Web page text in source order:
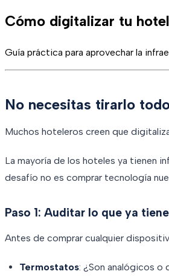
Cómo digitalizar tu
Guía práctica para aprovechar la
No necesitas tirarlo
Muchos hoteleros creen que
La mayoría de los hoteles ya tienen
desafío no es comprar tecnología
Paso 1: Auditar lo que ya
Antes de comprar cualquier
Termostatos: ¿Son analógicos